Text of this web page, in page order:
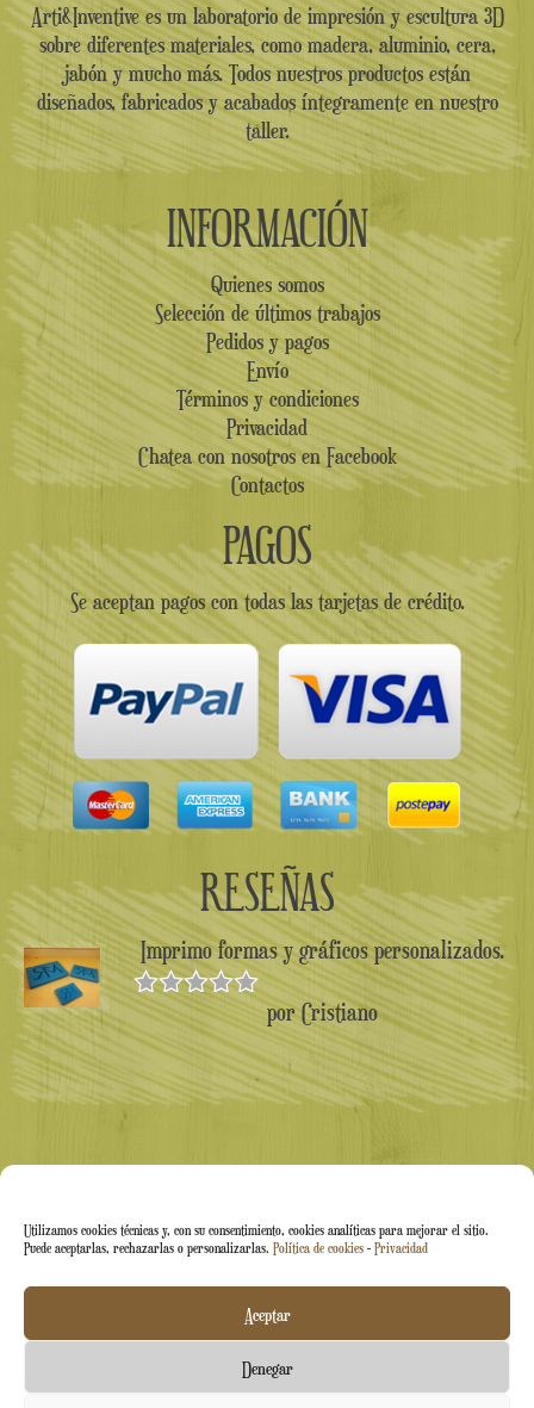
Utilizamos cookies técnicas y, con su consentimiento, cookies analíticas para mejorar el sitio.
Puede aceptarlas, rechazarlas o personalizarlas. Política de cookies - Privacidad
Aceptar
Denegar
Arti&Inventive es un laboratorio de impresión y escultura 3D
sobre diferentes materiales, como madera, aluminio, cera,
jabón y mucho más. Todos nuestros productos están
diseñados, fabricados y acabados íntegramente en nuestro
taller.
INFORMACIÓN
Quienes somos
Selección de últimos trabajos
Pedidos y pagos
Envío
Términos y condiciones
Privacidad
Chatea con nosotros en Facebook
Contactos
PAGOS
Se aceptan pagos con todas las tarjetas de crédito.
RESEÑAS
Imprimo formas y gráficos personalizados.
Valorado en
5 de 5
por Cristiano
Arti&Inventive ® 2005-2026 | N.º IVA 05070120877 |
Empresa inscrita en el Registro de Artesanos CT-711169 |
Índice Económico-Administrativo (REA) CT-426037